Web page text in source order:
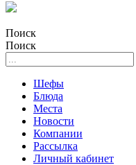
Поиск
Поиск
Шефы
Блюда
Места
Новости
Компании
Рассылка
Личный кабинет